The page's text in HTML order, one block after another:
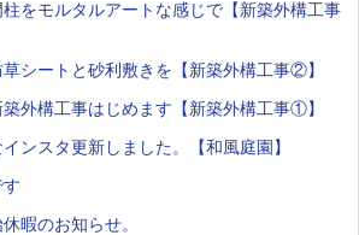
をモルタルアートな感じで【新築外構工事
シートと砂利敷きを【新築外構工事②】
外構工事はじめます【新築外構工事①】
ンスタ更新しました。【和風庭園】
暇のお知らせ。